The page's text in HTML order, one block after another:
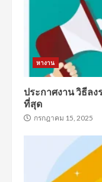
หางาน
ประกาศงาน วิธีลง
ที่สุด
กรกฎาคม 15, 2025